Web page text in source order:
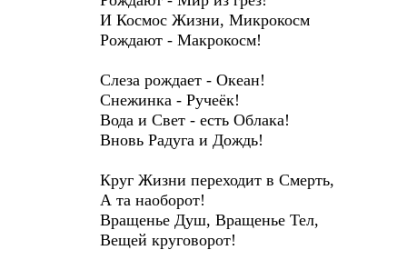
И Космос Жизни, Микрокосм
Рождают - Макрокосм!
Слеза рождает - Океан!
Снежинка - Ручеёк!
Вода и Свет - есть Облака!
Вновь Радуга и Дождь!
Круг Жизни переходит в Смерть,
А та наоборот!
Вращенье Душ, Вращенье Тел,
Вещей круговорот!